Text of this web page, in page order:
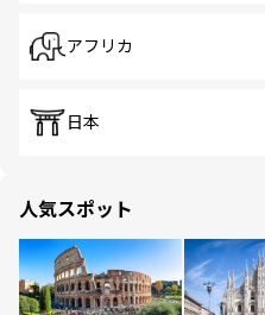
アフリカ
日本
人気スポット